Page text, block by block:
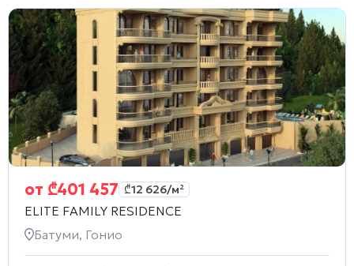
от ₾401 457 ₾12 626/м²
ELITE FAMILY RESIDENCE
Батуми, Гонио